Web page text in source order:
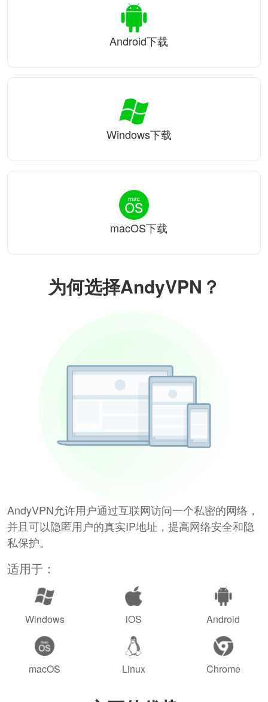
为何选择AndyVPN？
AndyVPN允许用户通过互联网访问一个私密的网络，
并且可以隐匿用户的真实IP地址，提高网络安全和隐
私保护。
适用于：
Windows iOS Android
macOS Linux Chrome
Android下载
Windows下载
macOS下载